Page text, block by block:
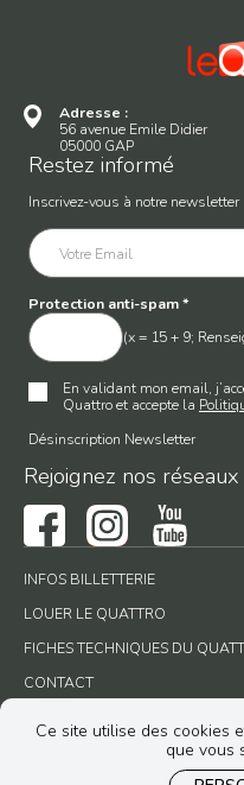
Adresse :
56 avenue Emile Didier
05000 GAP
Restez informé
Inscrivez-vous à notre newsletter
Protection anti-spam*
(x = 15 + 9;
En validant mon email,
Quattro et accepte la
Désinscription Newsletter
Rejoignez nos
INFOS BILLETTERIE
LOUER LE QUATTRO
FICHES TECHNIQUES DU
CONTACT
Ce site utilise des cookies
que vous